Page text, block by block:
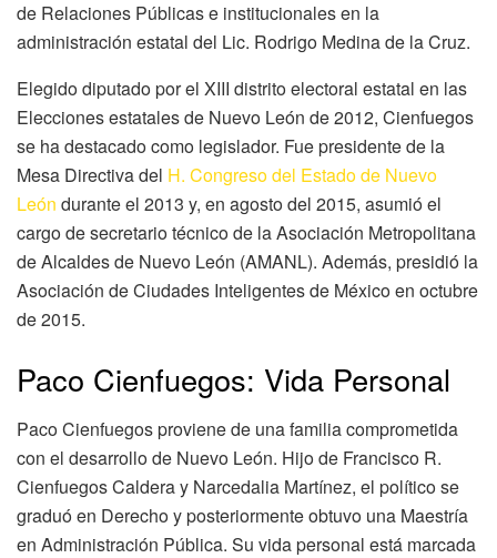
de Relaciones Públicas e institucionales en la
administración estatal del Lic. Rodrigo Medina de la Cruz.
Elegido diputado por el XIII distrito electoral estatal en las
Elecciones estatales de Nuevo León de 2012, Cienfuegos
se ha destacado como legislador. Fue presidente de la
Mesa Directiva del H. Congreso del Estado de Nuevo
León durante el 2013 y, en agosto del 2015, asumió el
cargo de secretario técnico de la Asociación Metropolitana
de Alcaldes de Nuevo León (AMANL). Además, presidió la
Asociación de Ciudades Inteligentes de México en octubre
de 2015.
Paco Cienfuegos: Vida Personal
Paco Cienfuegos proviene de una familia comprometida
con el desarrollo de Nuevo León. Hijo de Francisco R.
Cienfuegos Caldera y Narcedalia Martínez, el político se
graduó en Derecho y posteriormente obtuvo una Maestría
en Administración Pública. Su vida personal está marcada